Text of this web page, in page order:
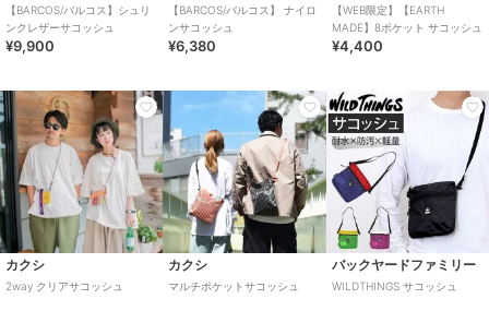
【BARCOS/バルコス】シュリ
ンクレザーサコッシュ
¥9,900
【BARCOS/バルコス】 ナイロ
ンサコッシュ
¥6,380
【WEB限定】【EARTH
MADE】8ポケット サコッシュ
¥4,400
カクシ
2way クリアサコッシュ
カクシ
マルチポケットサコッシュ
バックヤードファミリー
WILDTHINGS サコッシュ